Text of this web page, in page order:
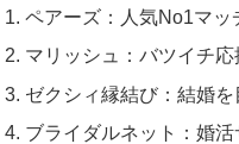
ペアーズ：人気No1マッ
マリッシュ：バツイチ応
ゼクシィ縁結び：結婚
ブライダルネット：婚活